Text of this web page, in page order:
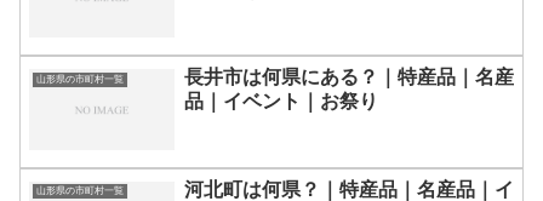
山形県の市町村一覧
長井市は何県にある？｜特産品｜名産
品｜イベント｜お祭り
山形県の市町村一覧
河北町は何県？｜特産品｜名産品｜イ